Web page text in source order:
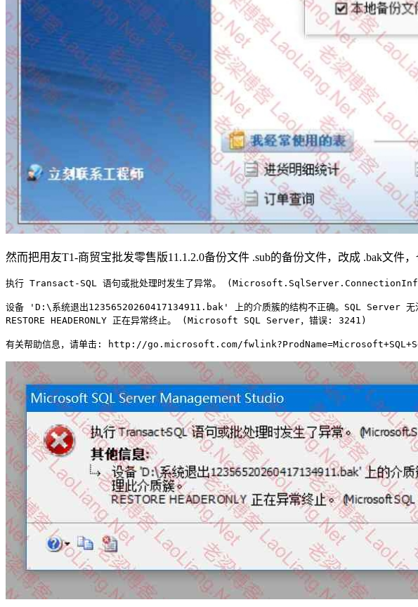
然而把用友T1-商贸宝批发零售版11.1.2.0备份文件 .sub的备份文件，改成 .bak文件
执行 Transact-SQL 语句或批处理时发生了异常。
设备 'D:\系统退出12356520260417134911.bak' 上的介质簇的结构不正确。SQL Server 无法
RESTORE HEADERONLY 正在异常终止。 (Microsoft SQL Server，错误: 3241)
有关帮助信息，请单击: http://go.microsoft.com/